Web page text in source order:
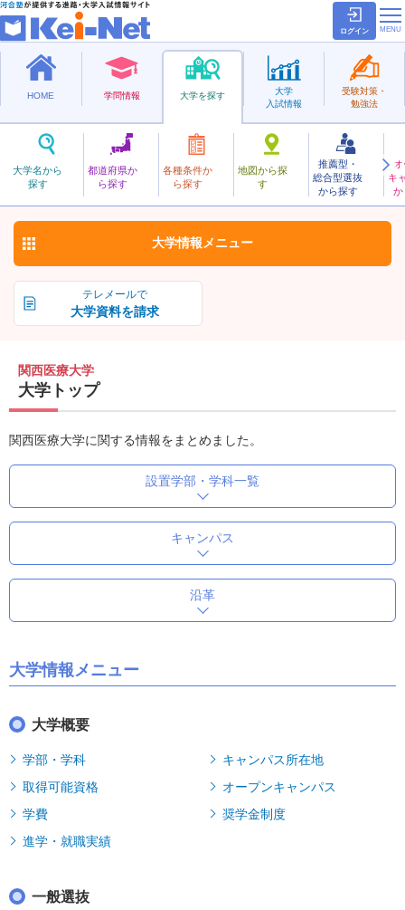
ログイン
HOME 学問情報 大学を探す
大学名から
探す
都道府県か
ら探す
各種条件か
ら探す
地図から探
す
推薦型・
総合型選抜
から探す
キ
か
大学
入試情報
受験対策・
勉強法
私立
かんさいいりょう
関西医療大学 お気に入り
テレメールで
大学資料を請求
大学情報 メニュー
関西医療大学
大学トップ
関西医療大学に関する情報をまとめました。
設置学部・学科一覧
キャンパス
沿革
大学情報メニュー
大学概要
学部・学科
キャンパス所在地
取得可能資格
オープンキャンパス
学費
奨学金制度
進学・就職実績
一般選抜